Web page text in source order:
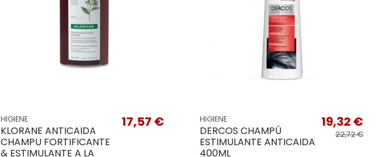
HIGIENE
KLORANE ANTICAIDA
CHAMPU FORTIFICANTE
& ESTIMULANTE A LA
17,57 € HIGIENE
DERCOS CHAMPÚ
ESTIMULANTE ANTICAIDA
400ML
19,32 €
22,72 €